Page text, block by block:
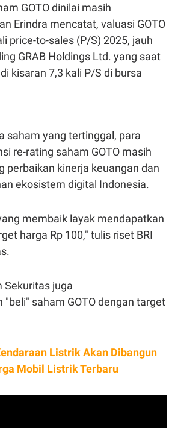
GOTO dinilai masih
Erindra mencatat, valuasi GOTO
price-to-sales (P/S) 2025, jauh
GRAB Holdings Ltd. yang saat
kisaran 7,3 kali P/S di bursa
saham yang tertinggal, para
re-rating saham GOTO masih
perbaikan kinerja keuangan dan
ekosistem digital Indonesia.
membaik layak mendapatkan
harga Rp 100," tulis riset BRI
Sekuritas juga
saham GOTO dengan target
Listrik Akan Dibangun
Mobil Listrik Terbaru